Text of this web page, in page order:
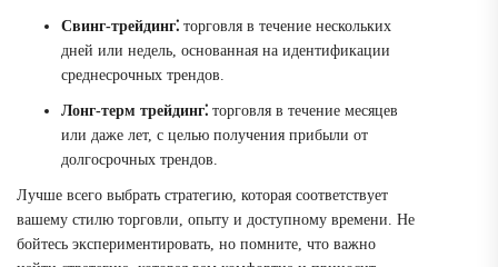
Свинг-трейдинг⁚ торговля в течение нескольких
дней или недель, основанная на идентификации
среднесрочных трендов.
Лонг-терм трейдинг⁚ торговля в течение месяцев
или даже лет, с целью получения прибыли от
долгосрочных трендов.
Лучше всего выбрать стратегию, которая соответствует
вашему стилю торговли, опыту и доступному времени. Не
бойтесь экспериментировать, но помните, что важно